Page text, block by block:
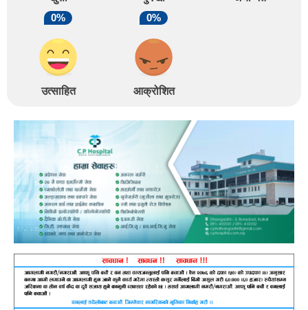
0%
उत्साहित
0%
आक्रोशित